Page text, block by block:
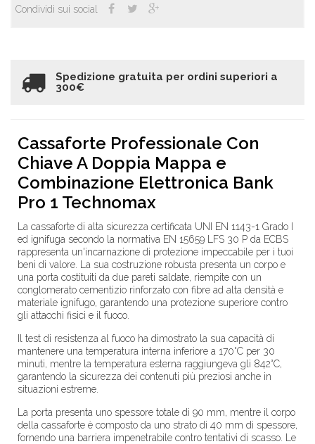
Condividi sui social
Spedizione gratuita per ordini superiori a
300€
Cassaforte Professionale Con
Chiave A Doppia Mappa e
Combinazione Elettronica Bank
Pro 1 Technomax
La cassaforte di alta sicurezza certificata UNI EN 1143-1 Grado I
ed ignifuga secondo la normativa EN 15659 LFS 30 P da ECBS
rappresenta un'incarnazione di protezione impeccabile per i tuoi
beni di valore. La sua costruzione robusta presenta un corpo e
una porta costituiti da due pareti saldate, riempite con un
conglomerato cementizio rinforzato con fibre ad alta densità e
materiale ignifugo, garantendo una protezione superiore contro
gli attacchi fisici e il fuoco.
Il test di resistenza al fuoco ha dimostrato la sua capacità di
mantenere una temperatura interna inferiore a 170°C per 30
minuti, mentre la temperatura esterna raggiungeva gli 842°C,
garantendo la sicurezza dei contenuti più preziosi anche in
situazioni estreme.
La porta presenta uno spessore totale di 90 mm, mentre il corpo
della cassaforte è composto da uno strato di 40 mm di spessore,
fornendo una barriera impenetrabile contro tentativi di scasso. Le